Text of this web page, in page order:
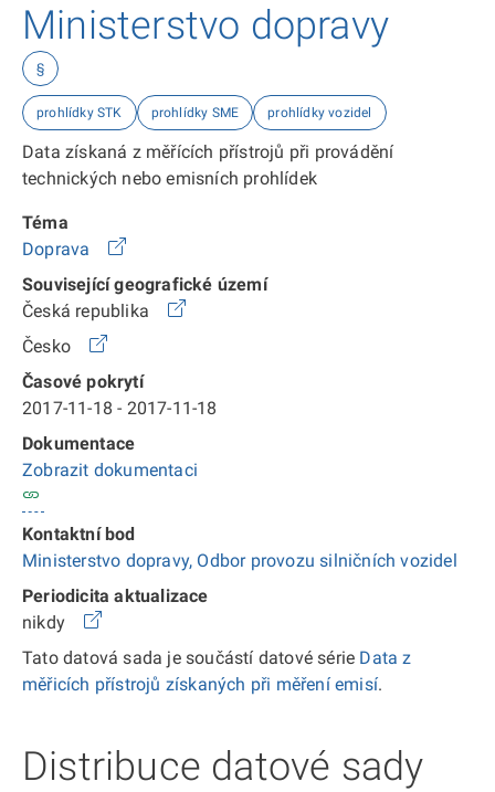
Ministerstvo dopravy
§
prohlídky STK prohlídky SME prohlídky vozidel
Data získaná z měřících přístrojů při provádění
technických nebo emisních prohlídek
Téma
Doprava
Související geografické území
Česká republika
Česko
Časové pokrytí
2017-11-18 - 2017-11-18
Dokumentace
Zobrazit dokumentaci
Kontaktní bod
Ministerstvo dopravy, Odbor provozu silničních vozidel
Periodicita aktualizace
nikdy
Tato datová sada je součástí datové série Data z
měřicích přístrojů získaných při měření emisí.
Distribuce datové sady